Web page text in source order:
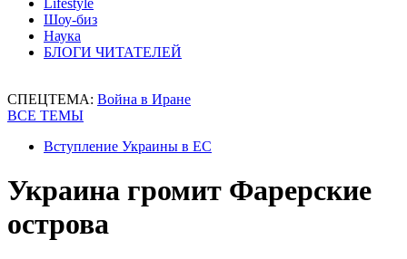
Lifestyle
Шоу-биз
Наука
БЛОГИ ЧИТАТЕЛЕЙ
СПЕЦТЕМА: Война в Иране
ВСЕ ТЕМЫ
Вступление Украины в ЕС
Украина громит Фарерские
острова